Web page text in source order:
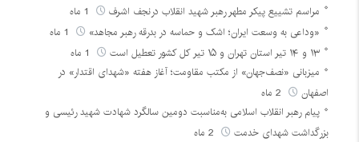
مراسم تشییع پیکر مطهر رهبر شهید انقلاب درنجف اشرف
«وداعی به وسعت ایران؛ اشک و حماسه در بدرقه رهبر مجاهد»
۱۳ و ۱۴ تیر استان تهران و ۱۵ تیر کل کشور تعطیل است
میزبانی «نصف‌جهان» از مکتب مقاومت؛ آغاز هفته «شهدای اقتدار» در
اصفهان
پیام رهبر انقلاب اسلامی به‌مناسبت دومین سالگرد شهادت شهید رئیسی و
بزرگداشت شهدای خدمت